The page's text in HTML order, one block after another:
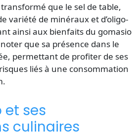
que le sel de table,
variété de minéraux et d’oligo-
ainsi aux bienfaits du gomasio
que sa présence dans le
permettant de profiter de ses
liés à une consommation
et ses
culinaires